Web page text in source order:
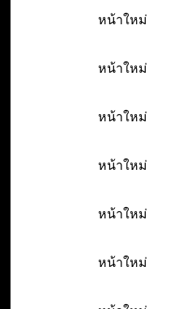
หน้าใหม่
หน้าใหม่
หน้าใหม่
หน้าใหม่
หน้าใหม่
หน้าใหม่